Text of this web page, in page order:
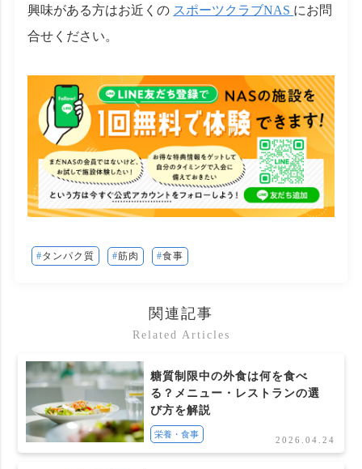
興味がある方はお近くの スポーツクラブNAS にお問
合せください。
タンパク質 筋肉 食事
関連記事
Related Articles
糖質制限中の外食は何を食べ
る？メニュー・レストランの選
び方を解説
栄養・食事
2026.04.24